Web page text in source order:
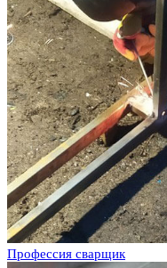
Профессия сварщик